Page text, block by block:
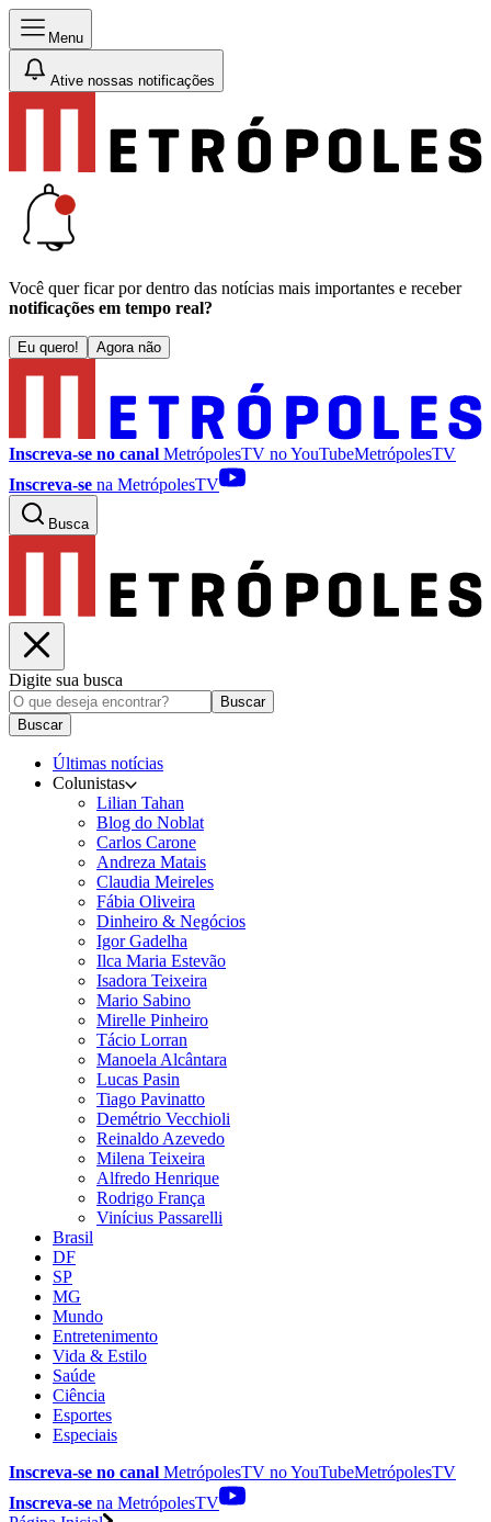
Menu
Ative nossas notificações
Você quer ficar por dentro das notícias mais importantes e receber
notificações em tempo real?
Eu quero! Agora não
Inscreva-se no canal MetrópolesTV noYouTubeMetrópolesTV
Inscreva-se na MetrópolesTV
Busca
Digite sua busca
Buscar
Buscar
Últimas notícias
Colunistas
Lilian Tahan
Blog do Noblat
Carlos Carone
Andreza Matais
Claudia Meireles
Fábia Oliveira
Dinheiro & Negócios
Igor Gadelha
Ilca Maria Estevão
Isadora Teixeira
Mario Sabino
Mirelle Pinheiro
Tácio Lorran
Manoela Alcântara
Lucas Pasin
Tiago Pavinatto
Demétrio Vecchioli
Reinaldo Azevedo
Milena Teixeira
Alfredo Henrique
Rodrigo França
Vinícius Passarelli
Brasil
DF
SP
MG
Mundo
Entretenimento
Vida & Estilo
Saúde
Ciência
Esportes
Especiais
Inscreva-se no canal MetrópolesTV noYouTubeMetrópolesTV
Inscreva-se na MetrópolesTV